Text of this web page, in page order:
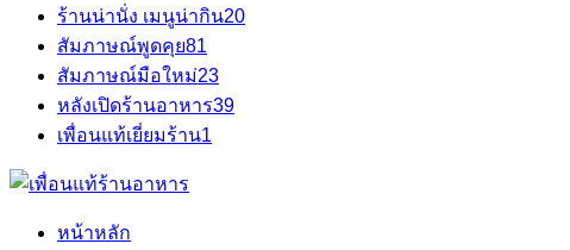
ร้านน่านั่ง เมนูน่ากิน20
สัมภาษณ์พูดคุย81
สัมภาษณ์มือใหม่23
หลังเปิดร้านอาหาร39
เพื่อนแท้เยี่ยมร้าน1
หน้าหลัก